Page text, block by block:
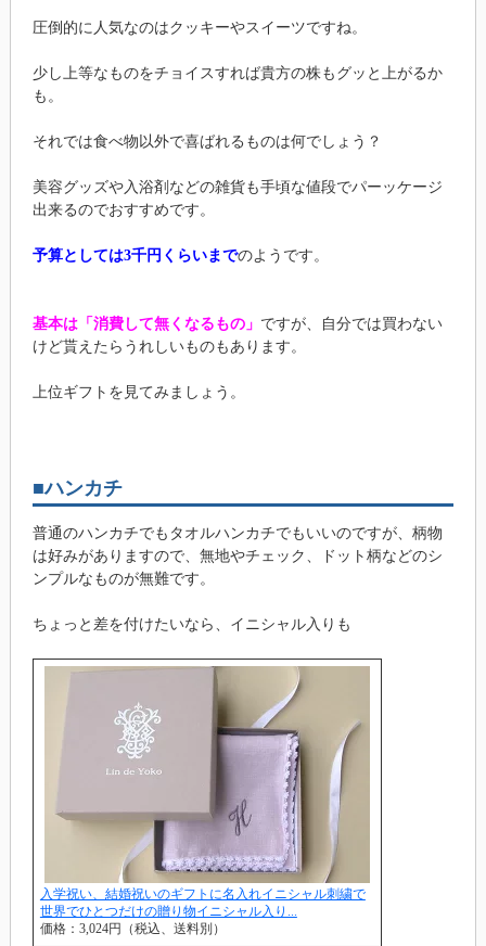
圧倒的に人気なのはクッキーやスイーツですね。
少し上等なものをチョイスすれば貴方の株もグッと上がるか
も。
それでは食べ物以外で喜ばれるものは何でしょう？
美容グッズや入浴剤などの雑貨も手頃な値段でパーッケージ
出来るのでおすすめです。
予算としては3千円くらいまでのようです。
基本は「消費して無くなるもの」 ですが、自分では買わない
けど貰えたらうれしいものもあります。
上位ギフトを見てみましょう。
■ハンカチ
普通のハンカチでもタオルハンカチでもいいのですが、柄物
は好みがありますので、無地やチェック、ドット柄などのシ
ンプルなものが無難です。
ちょっと差を付けたいなら、イニシャル入りも
入学祝い、結婚祝いのギフトに名入れイニシャル刺繍で
世界でひとつだけの贈り物イニシャル入り...
価格：3,024円（税込、送料別）